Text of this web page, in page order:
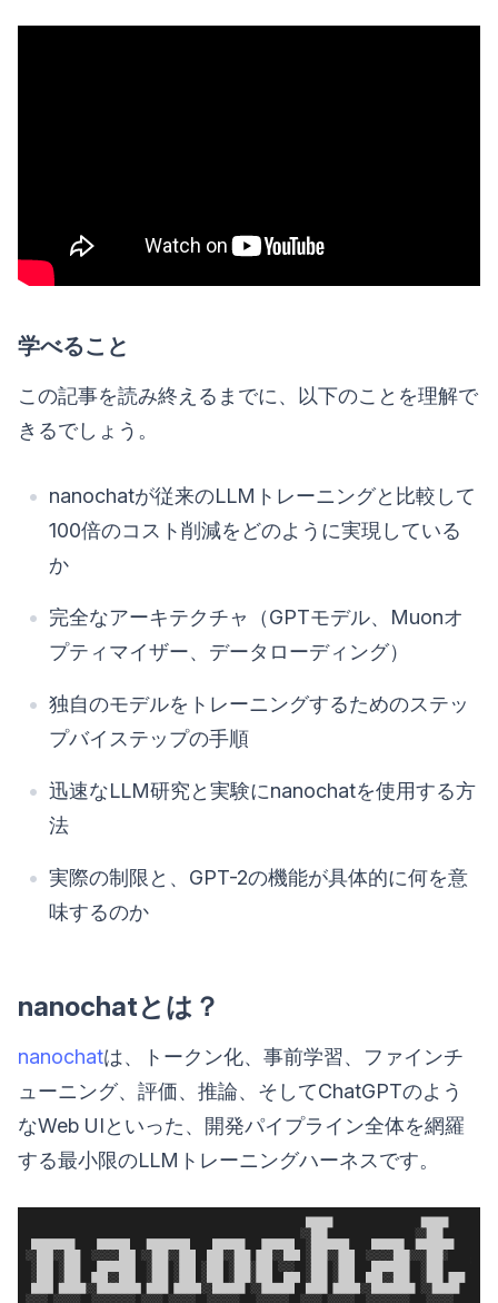
学べること
この記事を読み終えるまでに、以下のことを理解で
きるでしょう。
nanochatが従来のLLMトレーニングと比較して
100倍のコスト削減をどのように実現している
か
完全なアーキテクチャ（GPTモデル、Muonオ
プティマイザー、データローディング）
独自のモデルをトレーニングするためのステッ
プバイステップの手順
迅速なLLM研究と実験にnanochatを使用する方
法
実際の制限と、GPT-2の機能が具体的に何を意
味するのか
nanochatとは？
nanochatは、トークン化、事前学習、ファインチ
ューニング、評価、推論、そしてChatGPTのよう
なWeb UIといった、開発パイプライン全体を網羅
する最小限のLLMトレーニングハーネスです。